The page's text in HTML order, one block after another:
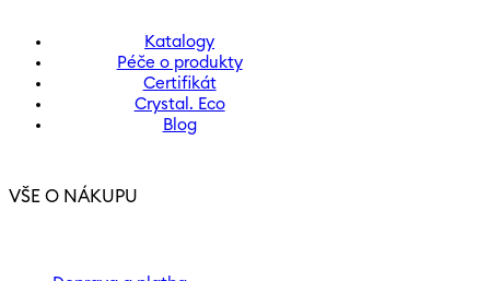
Katalogy
Péče o produkty
Certifikát
Crystal. Eco
Blog
VŠE O NÁKUPU